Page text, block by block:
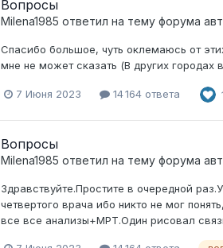
Вопросы
Milena1985 ответил на тему форума
Спасибо большое, чуть оклемаюсь от
мне не может сказать (В других
7 Июня 2023 14 164 ответа
Вопросы
Milena1985 ответил на тему форума
Здравствуйте.Простите в очередной
четвертого врача ибо никто не мог
все все анализы+МРТ.Один рисовал